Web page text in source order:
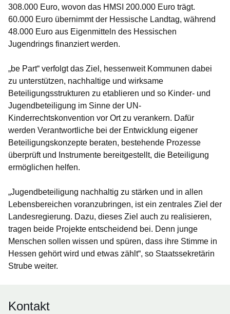
308.000 Euro, wovon das HMSI 200.000 Euro trägt.
60.000 Euro übernimmt der Hessische Landtag, während
48.000 Euro aus Eigenmitteln des Hessischen
Jugendrings finanziert werden.
„be Part“ verfolgt das Ziel, hessenweit Kommunen dabei
zu unterstützen, nachhaltige und wirksame
Beteiligungsstrukturen zu etablieren und so Kinder- und
Jugendbeteiligung im Sinne der UN-
Kinderrechtskonvention vor Ort zu verankern. Dafür
werden Verantwortliche bei der Entwicklung eigener
Beteiligungskonzepte beraten, bestehende Prozesse
überprüft und Instrumente bereitgestellt, die Beteiligung
ermöglichen helfen.
„Jugendbeteiligung nachhaltig zu stärken und in allen
Lebensbereichen voranzubringen, ist ein zentrales Ziel der
Landesregierung. Dazu, dieses Ziel auch zu realisieren,
tragen beide Projekte entscheidend bei. Denn junge
Menschen sollen wissen und spüren, dass ihre Stimme in
Hessen gehört wird und etwas zählt“, so Staatssekretärin
Strube weiter.
Kontakt